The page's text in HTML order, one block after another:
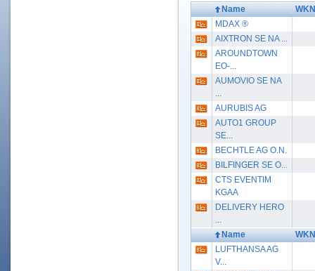
Name
WKN
MDAX ®
AIXTRON SE NA ...
AROUNDTOWN
EO-...
AUMOVIO SE NA
...
AURUBIS AG
AUTO1 GROUP
SE...
BECHTLE AG O.N.
BILFINGER SE O...
CTS EVENTIM
KGAA
DELIVERY HERO
...
Name
WKN
LUFTHANSA AG
V...